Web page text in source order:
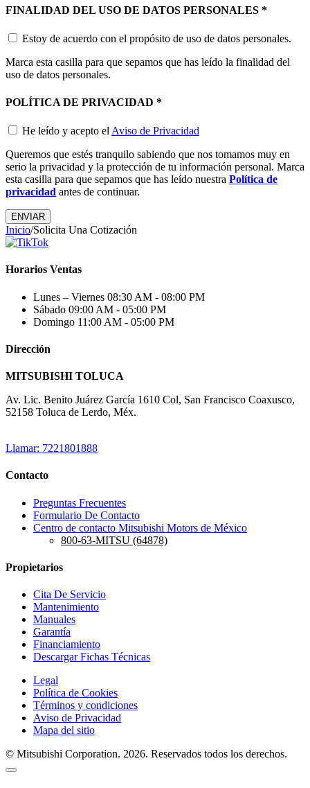
FINALIDAD DEL USO DE DATOS PERSONALES *
Estoy de acuerdo con el propósito de uso de datos personales.
Marca esta casilla para que sepamos que has leído la finalidad del
uso de datos personales.
POLÍTICA DE PRIVACIDAD *
He leído y acepto el Aviso de Privacidad
Queremos que estés tranquilo sabiendo que nos tomamos muy en
serio la privacidad y la protección de tu información personal. Marca
esta casilla para que sepamos que has leído nuestra Política de
privacidad antes de continuar.
Inicio/Solicita Una Cotización
Horarios Ventas
Lunes – Viernes 08:30 AM - 08:00 PM
Sábado 09:00 AM - 05:00 PM
Domingo 11:00 AM - 05:00 PM
Dirección
MITSUBISHI TOLUCA
Av. Lic. Benito Juárez García 1610 Col, San Francisco Coaxusco,
52158 Toluca de Lerdo, Méx.
Llamar: 7221801888
Contacto
Preguntas Frecuentes
Formulario De Contacto
Centro de contacto Mitsubishi Motors de México
800-63-MITSU (64878)
Propietarios
Cita De Servicio
Mantenimiento
Manuales
Garantía
Financiamiento
Descargar Fichas Técnicas
Legal
Política de Cookies
Términos y condiciones
Aviso de Privacidad
Mapa del sitio
© Mitsubishi Corporation. 2026. Reservados todos los derechos.